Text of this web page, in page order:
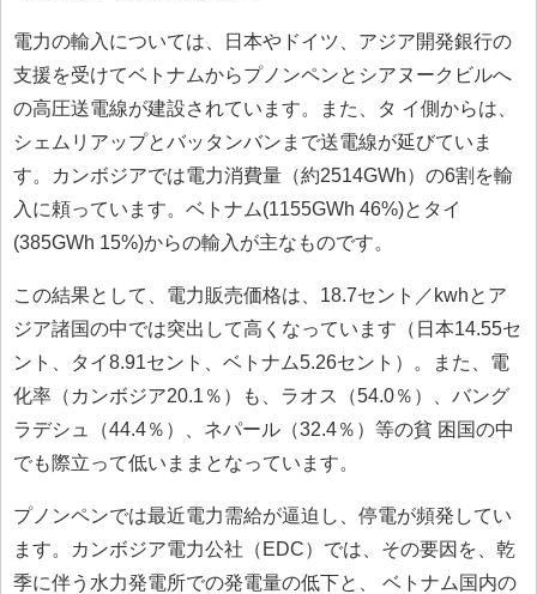
電力の輸入については、日本やドイツ、アジア開発銀行の
支援を受けてベトナムからプノンペンとシアヌークビルへ
の高圧送電線が建設されています。また、タ イ側からは、
シェムリアップとバッタンバンまで送電線が延びていま
す。カンボジアでは電力消費量（約2514GWh）の6割を輸
入に頼っています。ベトナム(1155GWh 46%)とタイ
(385GWh 15%)からの輸入が主なものです。
この結果として、電力販売価格は、18.7セント／kwhとア
ジア諸国の中では突出して高くなっています（日本14.55セ
ント、タイ8.91セント、ベトナム5.26セント）。また、電
化率（カンボジア20.1％）も、ラオス（54.0％）、バング
ラデシュ（44.4％）、ネパール（32.4％）等の貧 困国の中
でも際立って低いままとなっています。
プノンペンでは最近電力需給が逼迫し、停電が頻発してい
ます。カンボジア電力公社（EDC）では、その要因を、乾
季に伴う水力発電所での発電量の低下と、 ベトナム国内の